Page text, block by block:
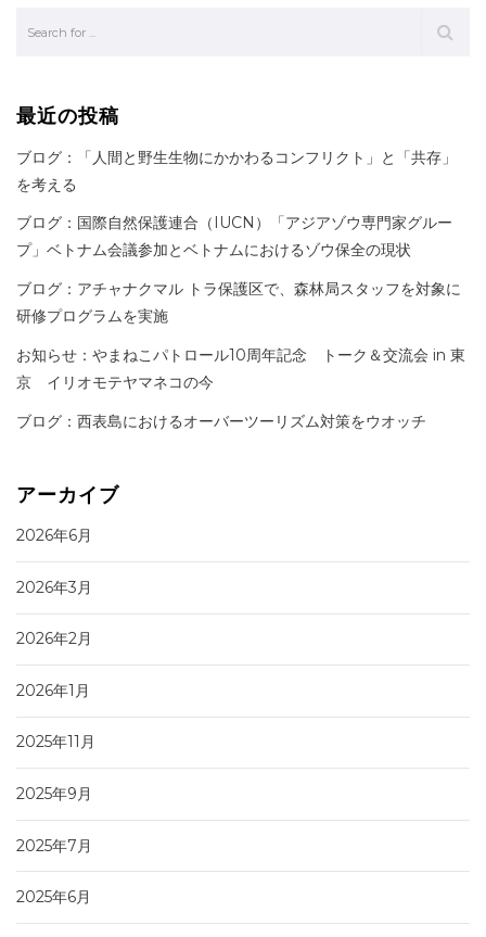
最近の投稿
ブログ：「人間と野生生物にかかわるコンフリクト」と「共存」
を考える
ブログ：国際自然保護連合（IUCN）「アジアゾウ専門家グルー
プ」ベトナム会議参加とベトナムにおけるゾウ保全の現状
ブログ：アチャナクマル トラ保護区で、森林局スタッフを対象に
研修プログラムを実施
お知らせ：やまねこパトロール10周年記念 トーク＆交流会 in 東
京 イリオモテヤマネコの今
ブログ：西表島におけるオーバーツーリズム対策をウオッチ
アーカイブ
2026年6月
2026年3月
2026年2月
2026年1月
2025年11月
2025年9月
2025年7月
2025年6月